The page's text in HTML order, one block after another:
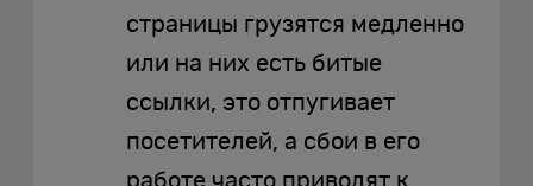
страницы грузятся медленно
или на них есть битые
ссылки, это отпугивает
посетителей, а сбои в его